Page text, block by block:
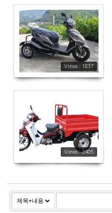
Views : 1837
1837
Views : 2405
2405